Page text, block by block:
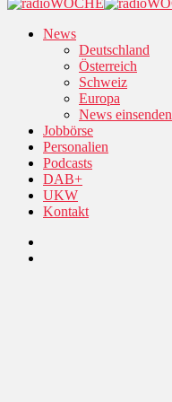
News
Deutschland
Österreich
Schweiz
Europa
News einsenden
Jobbörse
Personalien
Podcasts
DAB+
UKW
Kontakt